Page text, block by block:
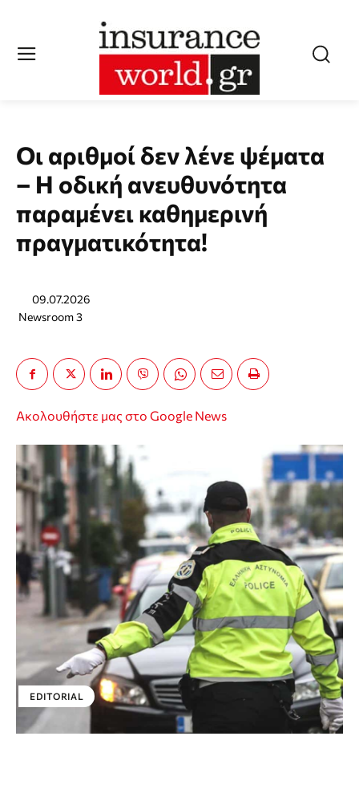
Οι αριθμοί δεν λένε ψέματα
– Η οδική ανευθυνότητα
παραμένει καθημερινή
πραγματικότητα!
09.07.2026
Newsroom 3
Ακολουθήστε μας στο Google News
EDITORIAL